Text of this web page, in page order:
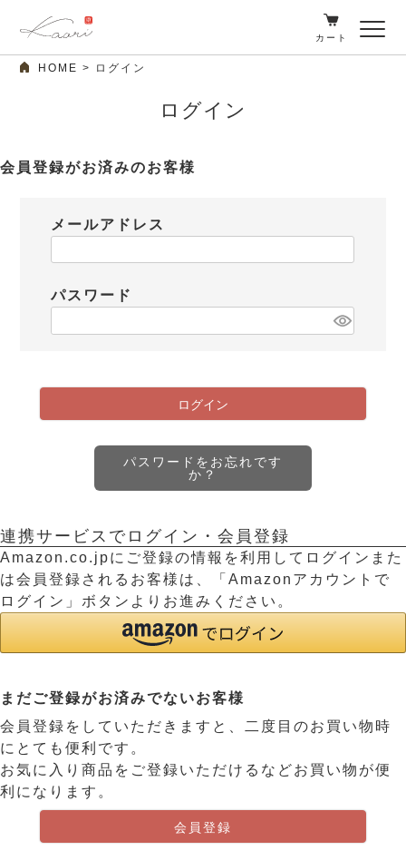
カート
HOME ログイン
ログイン
会員登録がお済みのお客様
メールアドレス
パスワード
ログイン
パスワードをお忘れです
か？
連携サービスでログイン・会員登録
Amazon.co.jpにご登録の情報を利用してログインまた
は会員登録されるお客様は、「Amazonアカウントで
ログイン」ボタンよりお進みください。
まだご登録がお済みでないお客様
会員登録をしていただきますと、二度目のお買い物時
にとても便利です。
お気に入り商品をご登録いただけるなどお買い物が便
利になります。
会員登録